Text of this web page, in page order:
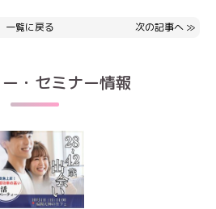
一覧に戻る 次の記事へ ≫
・セミナー情報